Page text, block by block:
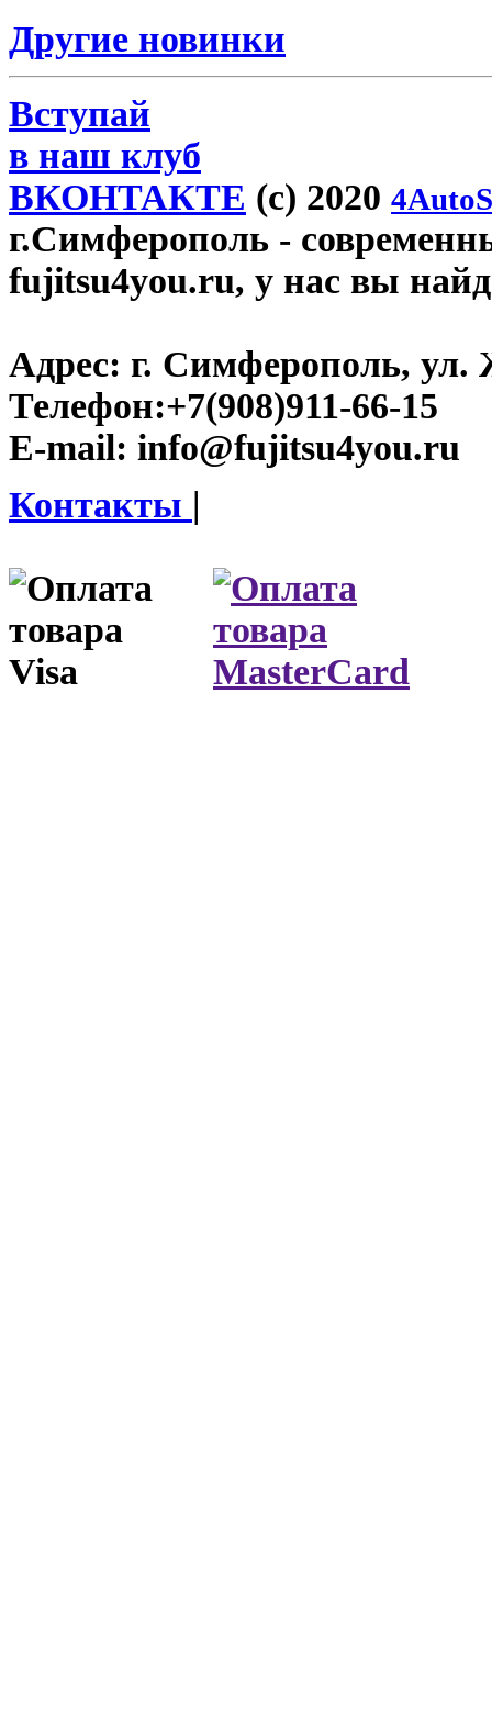
Другие новинки
Вступай
в наш клуб
ВКОНТАКТЕ (c) 2020
г.Симферополь -
fujitsu4you.ru, у нас вы
Адрес: г. Симферополь, ул.
Телефон:+7(908)911-66-15
E-mail: info@fujitsu4you.ru
Контакты |